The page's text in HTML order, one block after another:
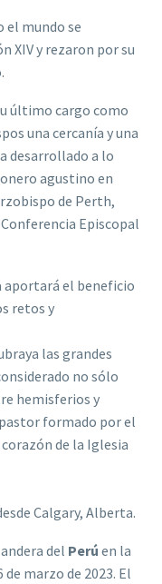
el mundo se
XIV y rezaron por su
último cargo como
una cercanía y una
desarrollado a lo
agustino en
de Perth,
Episcopal
aportará el beneficio
retos y
las grandes
no sólo
hemisferios y
formado por el
de la Iglesia
Calgary, Alberta.
del Perú en la
marzo de 2023. El